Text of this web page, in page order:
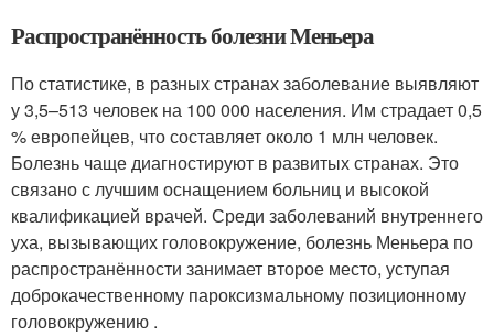
Распространённость болезни Меньера
По статистике, в разных странах заболевание выявляют
у 3,5–513 человек на 100 000 населения. Им страдает 0,5
% европейцев, что составляет около 1 млн человек.
Болезнь чаще диагностируют в развитых странах. Это
связано с лучшим оснащением больниц и высокой
квалификацией врачей. Среди заболеваний внутреннего
уха, вызывающих головокружение, болезнь Меньера по
распространённости занимает второе место, уступая
доброкачественному пароксизмальному позиционному
головокружению .